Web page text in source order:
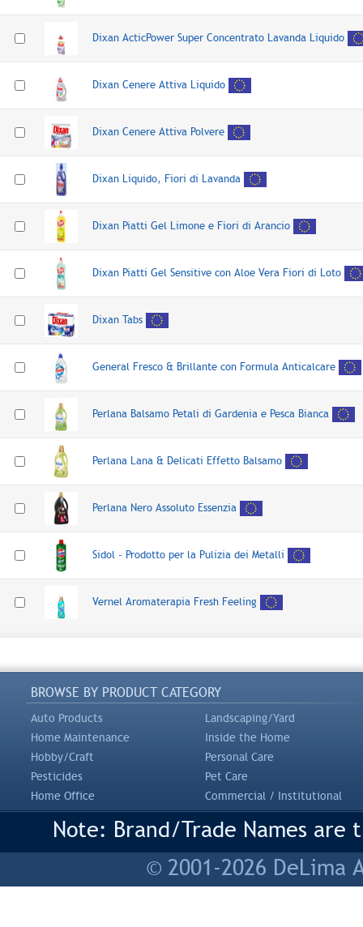
Dixan ActicPower Super Concentrato Lavanda Liquido
Dixan Cenere Attiva Liquido
Dixan Cenere Attiva Polvere
Dixan Liquido, Fiori di Lavanda
Dixan Piatti Gel Limone e Fiori di Arancio
Dixan Piatti Gel Sensitive con Aloe Vera Fiori di Loto
Dixan Tabs
General Fresco & Brillante con Formula Anticalcare
Perlana Balsamo Petali di Gardenia e Pesca Bianca
Perlana Lana & Delicati Effetto Balsamo
Perlana Nero Assoluto Essenzia
Sidol - Prodotto per la Pulizia dei Metalli
Vernel Aromaterapia Fresh Feeling
BROWSE BY PRODUCT CATEGORY
Auto Products
Landscaping/Yard
Home Maintenance
Inside the Home
Hobby/Craft
Personal Care
Pesticides
Pet Care
Home Office
Commercial / Institutional
Note: Brand/Trade Names
© 2001-2026 DeLima